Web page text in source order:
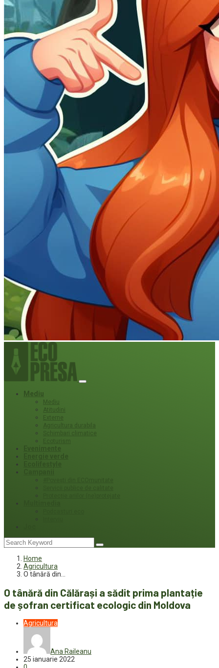
Mediu
Mediu
Atitudini
Externe
Agricultura durabila
Schimbari climatice
Ecoturism
Home
Agricultura
O tânără din…
O tânără din Călărași a sădit prima plantație
de șofran certificat ecologic din Moldova
Agricultura
Ana Raileanu
25 ianuarie 2022